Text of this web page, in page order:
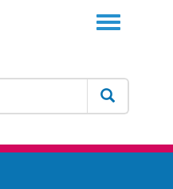
Toggle